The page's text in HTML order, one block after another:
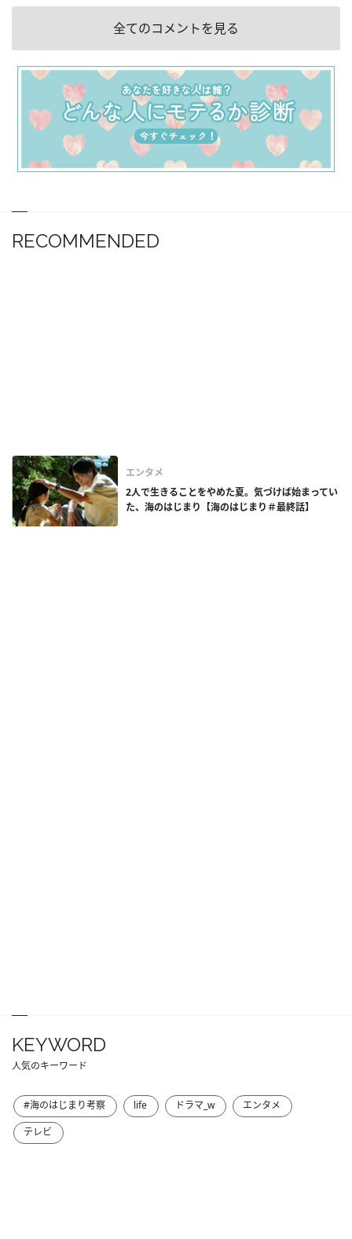
全てのコメントを見る
RECOMMENDED
エンタメ
2人で生きることをやめた夏。気づけば始まってい
た、海のはじまり【海のはじまり＃最終話】
KEYWORD
人気のキーワード
#海のはじまり考察 life ドラマ_w
エンタメ
テレビ